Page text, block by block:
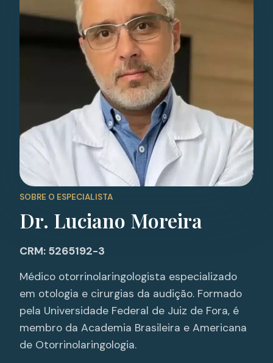
SOBRE O ESPECIALISTA
Dr. Luciano Moreira
CRM: 5265192-3
Médico otorrinolaringologista especializado
em otologia e cirurgias da audição. Formado
pela Universidade Federal de Juiz de Fora, é
membro da Academia Brasileira e Americana
de Otorrinolaringologia.